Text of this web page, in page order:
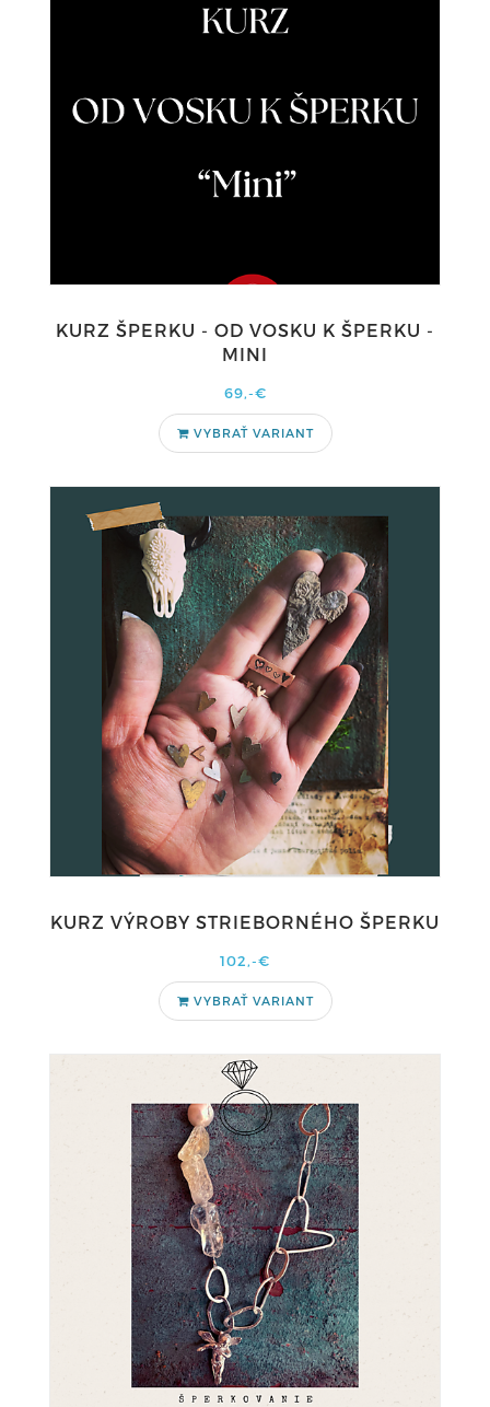
KURZ ŠPERKU - OD VOSKU K ŠPERKU -
MINI
69,-€
VYBRAŤ VARIANT
KURZ VÝROBY STRIEBORNÉHO ŠPERKU
102,-€
VYBRAŤ VARIANT